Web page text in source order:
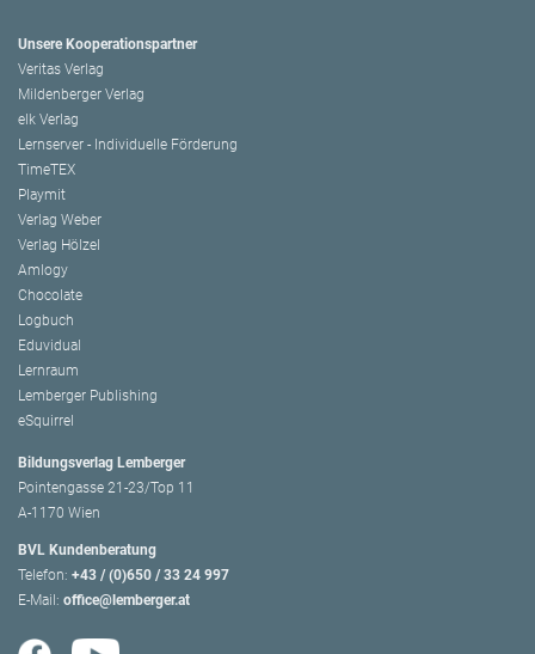
Unsere Kooperationspartner
Veritas Verlag
Mildenberger Verlag
elk Verlag
Lernserver - Individuelle Förderung
TimeTEX
Playmit
Verlag Weber
Verlag Hölzel
Amlogy
Chocolate
Logbuch
Eduvidual
Lernraum
Lemberger Publishing
eSquirrel
Bildungsverlag Lemberger
Pointengasse 21-23/Top 11
A-1170 Wien
BVL Kundenberatung
Telefon: +43 / (0)650 / 33 24 997
E-Mail: office@lemberger.at